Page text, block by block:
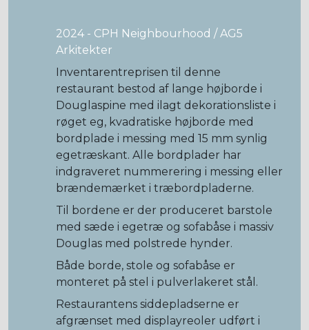
2024 - CPH Neighbourhood / AG5
Arkitekter
Inventarentreprisen til denne
restaurant bestod af lange højborde i
Douglaspine med ilagt dekorationsliste i
røget eg, kvadratiske højborde med
bordplade i messing med 15 mm synlig
egetræskant. Alle bordplader har
indgraveret nummerering i messing eller
brændemærket i træbordpladerne.
Til bordene er der produceret barstole
med sæde i egetræ og sofabåse i massiv
Douglas med polstrede hynder.
Både borde, stole og sofabåse er
monteret på stel i pulverlakeret stål.
Restaurantens siddepladserne er
afgrænset med displayreoler udført i